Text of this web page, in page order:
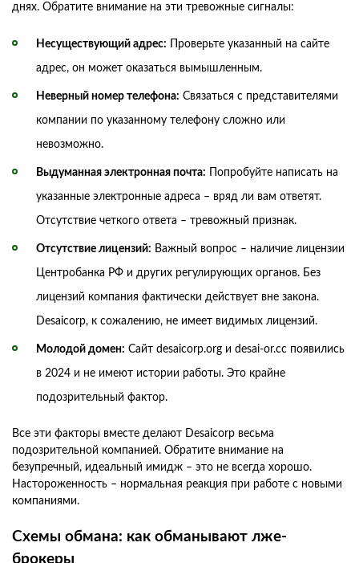
днях. Обратите внимание на эти тревожные сигналы:
Несуществующий адрес: Проверьте указанный на сайте
адрес, он может оказаться вымышленным.
Неверный номер телефона: Связаться с представителями
компании по указанному телефону сложно или
невозможно.
Выдуманная электронная почта: Попробуйте написать на
указанные электронные адреса – вряд ли вам ответят.
Отсутствие четкого ответа – тревожный признак.
Отсутствие лицензий: Важный вопрос – наличие лицензии
Центробанка РФ и других регулирующих органов. Без
лицензий компания фактически действует вне закона.
Desaicorp, к сожалению, не имеет видимых лицензий.
Молодой домен: Сайт desaicorp.org и desai-or.cc появились
в 2024 и не имеют истории работы. Это крайне
подозрительный фактор.
Все эти факторы вместе делают Desaicorp весьма
подозрительной компанией. Обратите внимание на
безупречный, идеальный имидж – это не всегда хорошо.
Настороженность – нормальная реакция при работе с новыми
компаниями.
Схемы обмана: как обманывают лже-
брокеры